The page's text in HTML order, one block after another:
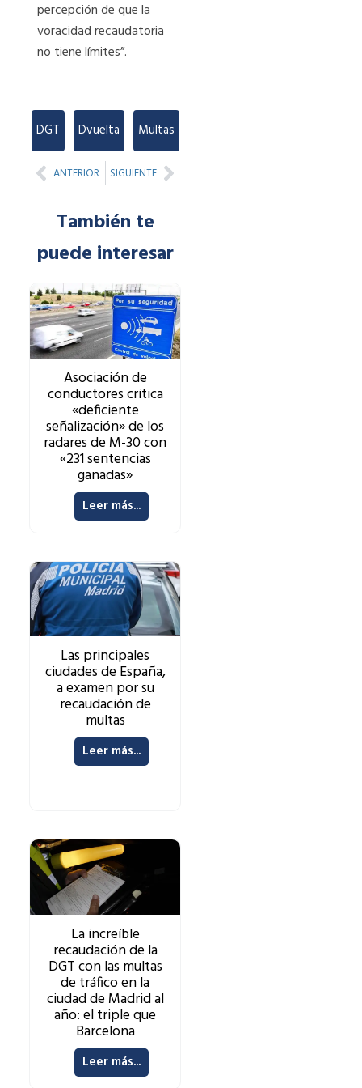
percepción de que la
voracidad recaudatoria
no tiene límites”.
DGT Dvuelta Multas
Prev
ANTERIOR SIGUIENTENext
También te
puede interesar
Asociación de
conductores critica
«deficiente
señalización» de los
radares de M-30 con
«231 sentencias
ganadas»
Leer más...
Las principales
ciudades de España,
a examen por su
recaudación de
multas
Leer más...
La increíble
recaudación de la
DGT con las multas
de tráfico en la
ciudad de Madrid al
año: el triple que
Barcelona
Leer más...